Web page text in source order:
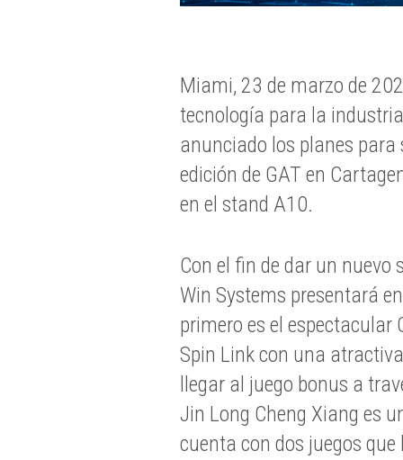
Miami, 23 de marzo de
tecnología para la
anunciado los planes
edición de GAT en
en el stand A10.
Con el fin de dar un nuevo
Win Systems presentará
primero es el espectacular
Spin Link con una
llegar al juego bonus a
Jin Long Cheng Xiang es
cuenta con dos juegos